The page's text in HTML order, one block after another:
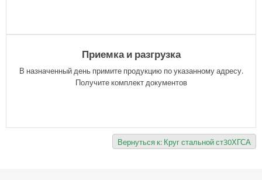
Приемка и разгрузка
В назначенный день примите продукцию по указанному адресу.
Получите комплект документов
Вернуться к: Круг стальной ст30ХГСА